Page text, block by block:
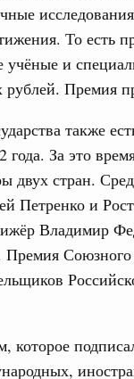
То есть
учёные и
Премия
также
года. За это
двух стран.
Петренко и
Владимир
Союзного
которое
людей,
«Инфраструктура
зданий
Кадастровая
более
туризм